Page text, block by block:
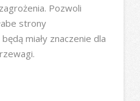
Pozwoli
strony
miały znaczenie dla